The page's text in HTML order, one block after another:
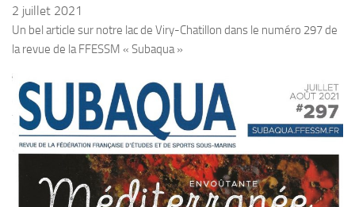
Documents utiles
Plouf
ECOLE DE PLONGEE
Formations
Jeune plongeur
Plongeur N1
2 juillet 2021
Un bel article sur notre lac de Viry-Chatillon dans le numéro 297 de
la revue de la FFESSM « Subaqua »